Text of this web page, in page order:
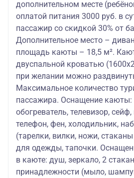
дополнительном месте
оплатой питания 3000 руб. в
пассажир со скидкой 30% от
Дополнительное место –
площадь каюты – 18,5 м².
двуспальной кроватью
при желании можно
Максимальное количество
пассажира. Оснащение каюты:
обогреватель, телевизор,
телефон, фен, холодильник,
(тарелки, вилки, ножи,
для одежды, тапочки.
в каюте: душ, зеркало, 2
принадлежности (мыло,